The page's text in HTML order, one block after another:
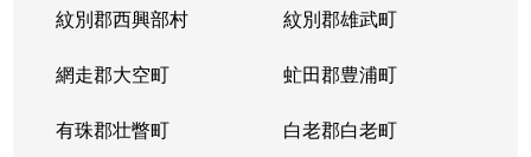
紋別郡西興部村 紋別郡雄武町
網走郡大空町 虻田郡豊浦町
有珠郡壮瞥町 白老郡白老町